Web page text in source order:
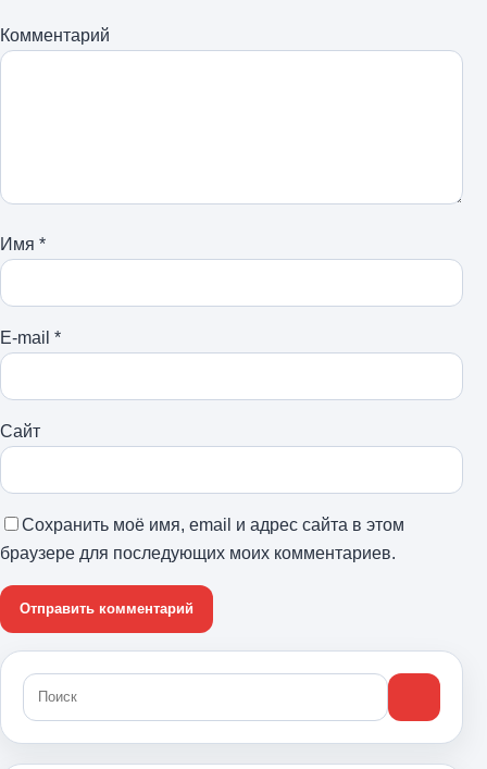
Комментарий
Имя *
E-mail *
Сайт
Сохранить моё имя, email и адрес сайта в этом
браузере для последующих моих комментариев.